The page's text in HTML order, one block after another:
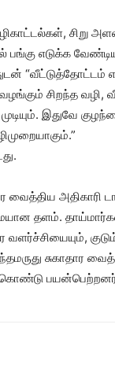
சிறு
எடுக்க
“வீட்டுத்தோட்டம்
சிறந்த வழி,
இதுவே
வைத்திய
தளம்.
சுகாதார
கொண்டு